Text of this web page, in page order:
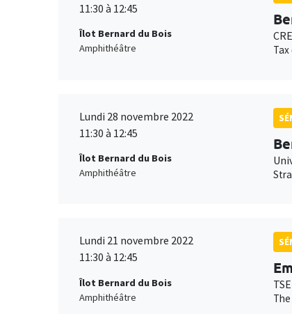
11:30 à 12:45
Îlot Bernard du Bois
Amphithéâtre
Lundi 28 novembre 2022
11:30 à 12:45
Îlot Bernard du Bois
Amphithéâtre
Lundi 21 novembre 2022
11:30 à 12:45
Îlot Bernard du Bois
Amphithéâtre
TSE